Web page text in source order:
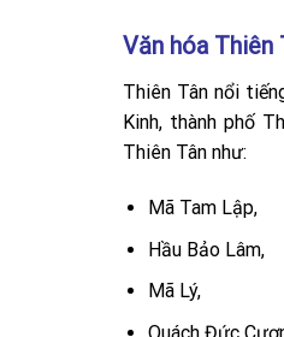
Văn hóa
Thiên Tân nổi
Kinh, thành phố
Thiên Tân như:
Mã Tam Lập,
Hầu Bảo Lâm,
Mã Lý,